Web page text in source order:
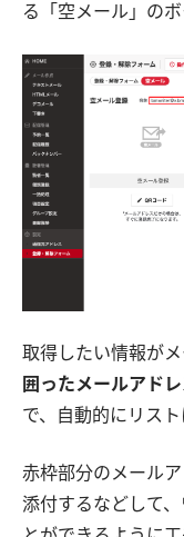
る「空メール」の
取得したい情報が
囲ったメールアド
で、自動的にリスト
赤枠部分のメール
添付するなどして